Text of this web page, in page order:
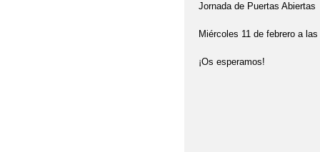
Jornada de Puertas Abiertas
Miércoles 11 de febrero a
¡Os esperamos!